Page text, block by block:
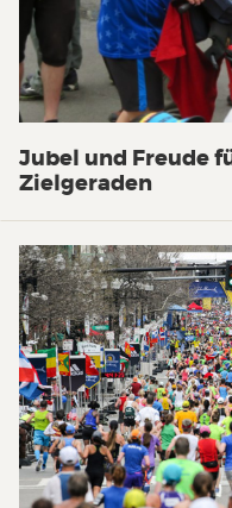
Jubel und Freude
Zielgeraden